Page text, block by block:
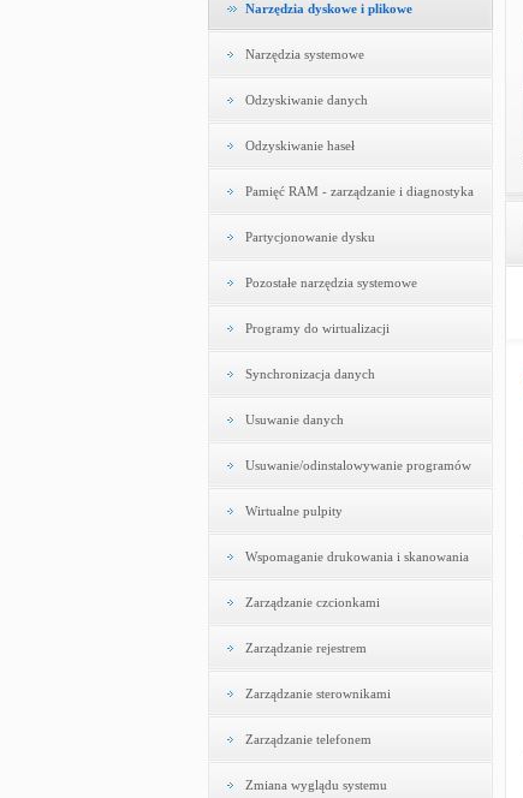
Narzędzia dyskowe i plikowe
Narzędzia systemowe
Odzyskiwanie danych
Odzyskiwanie haseł
Pamięć RAM - zarządzanie i diagnostyka
Partycjonowanie dysku
Pozostałe narzędzia systemowe
Programy do wirtualizacji
Synchronizacja danych
Usuwanie danych
Usuwanie/odinstalowywanie programów
Wirtualne pulpity
Wspomaganie drukowania i skanowania
Zarządzanie czcionkami
Zarządzanie rejestrem
Zarządzanie sterownikami
Zarządzanie telefonem
Zmiana wyglądu systemu